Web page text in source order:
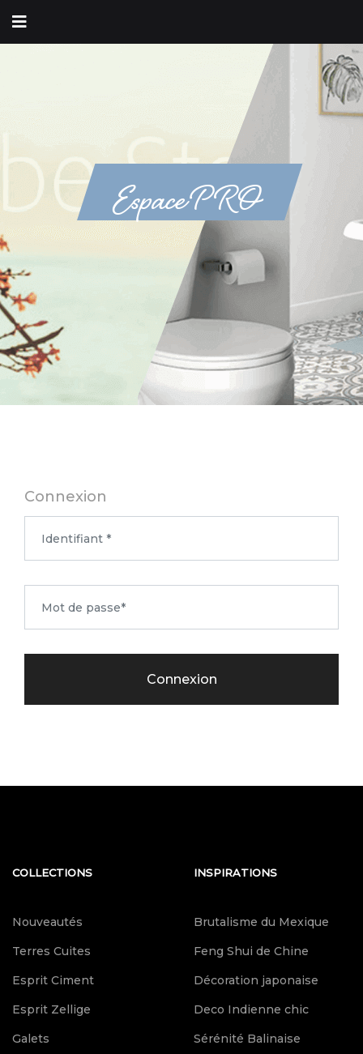
Espace PRO
Connexion
Connexion
COLLECTIONS
Nouveautés
Terres Cuites
Esprit Ciment
Esprit Zellige
Galets
INSPIRATIONS
Brutalisme du Mexique
Feng Shui de Chine
Décoration japonaise
Deco Indienne chic
Sérénité Balinaise